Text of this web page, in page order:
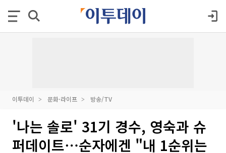
이투데이 문화·라이프 방송/TV
'나는 솔로' 31기 경수, 영숙과 슈
퍼데이트⋯순자에겐 "내 1순위는